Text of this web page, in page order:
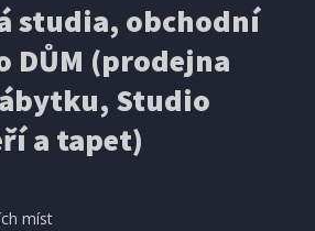
studia, obchodní
DŮM (prodejna
Studio
a tapet)
míst